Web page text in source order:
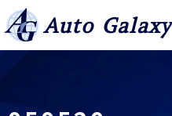
Auto Galaxy